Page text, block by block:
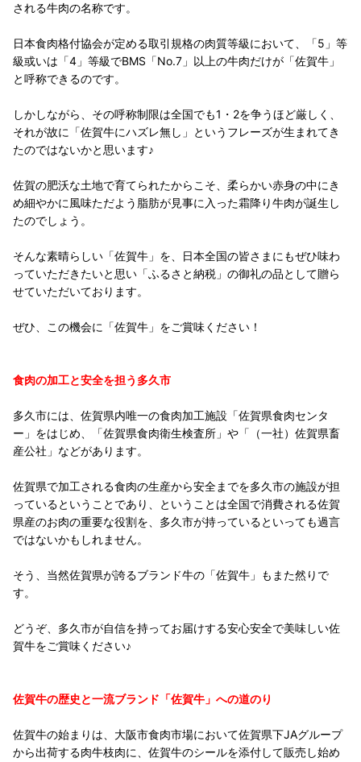
される牛肉の名称です。
日本食肉格付協会が定める取引規格の肉質等級において、「5」等
級或いは「4」等級でBMS「No.7」以上の牛肉だけが「佐賀牛」
と呼称できるのです。
しかしながら、その呼称制限は全国でも1・2を争うほど厳しく、
それが故に「佐賀牛にハズレ無し」というフレーズが生まれてき
たのではないかと思います♪
佐賀の肥沃な土地で育てられたからこそ、柔らかい赤身の中にき
め細やかに風味ただよう脂肪が見事に入った霜降り牛肉が誕生し
たのでしょう。
そんな素晴らしい「佐賀牛」を、日本全国の皆さまにもぜひ味わ
っていただきたいと思い「ふるさと納税」の御礼の品として贈ら
せていただいております。
ぜひ、この機会に「佐賀牛」をご賞味ください！
食肉の加工と安全を担う多久市
多久市には、佐賀県内唯一の食肉加工施設「佐賀県食肉センタ
ー」をはじめ、「佐賀県食肉衛生検査所」や「（一社）佐賀県畜
産公社」などがあります。
佐賀県で加工される食肉の生産から安全までを多久市の施設が担
っているということであり、ということは全国で消費される佐賀
県産のお肉の重要な役割を、多久市が持っているといっても過言
ではないかもしれません。
そう、当然佐賀県が誇るブランド牛の「佐賀牛」もまた然りで
す。
どうぞ、多久市が自信を持ってお届けする安心安全で美味しい佐
賀牛をご賞味ください♪
佐賀牛の歴史と一流ブランド「佐賀牛」への道のり
佐賀牛の始まりは、大阪市食肉市場において佐賀県下JAグループ
から出荷する肉牛枝肉に、佐賀牛のシールを添付して販売し始め